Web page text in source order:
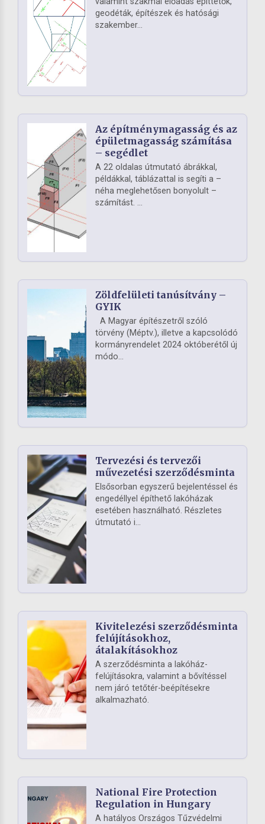
geodéták, építészek és hatósági
szakember...
Az építménymagasság és az
épületmagasság számítása
– segédlet
A 22 oldalas útmutató ábrákkal,
példákkal, táblázattal is segíti a –
néha meglehetősen bonyolult –
számítást. ...
Zöldfelületi tanúsítvány –
GYIK
A Magyar építészetről szóló
törvény (Méptv.), illetve a kapcsolódó
kormányrendelet 2024 októberétől új
módo...
Tervezési és tervezői
művezetési szerződésminta
Elsősorban egyszerű bejelentéssel és
engedéllyel építhető lakóházak
esetében használható. Részletes
útmutató i...
Kivitelezési szerződésminta
felújításokhoz,
átalakításokhoz
A szerződésminta a lakóház-
felújításokra, valamint a bővítéssel
nem járó tetőtér-beépítésekre
alkalmazható.
National Fire Protection
Regulation in Hungary
A hatályos Országos Tűzvédelmi